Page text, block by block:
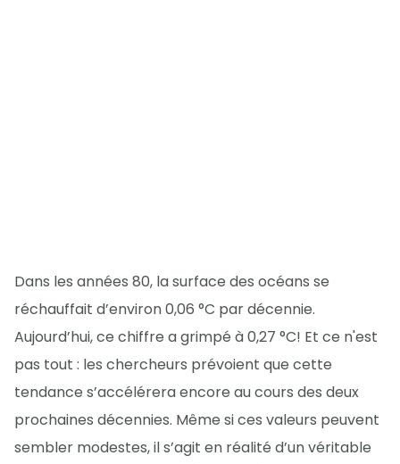
Dans les années 80, la surface des océans se
réchauffait d’environ 0,06 °C par décennie.
Aujourd’hui, ce chiffre a grimpé à 0,27 °C! Et ce n'est
pas tout : les chercheurs prévoient que cette
tendance s’accélérera encore au cours des deux
prochaines décennies. Même si ces valeurs peuvent
sembler modestes, il s’agit en réalité d’un véritable